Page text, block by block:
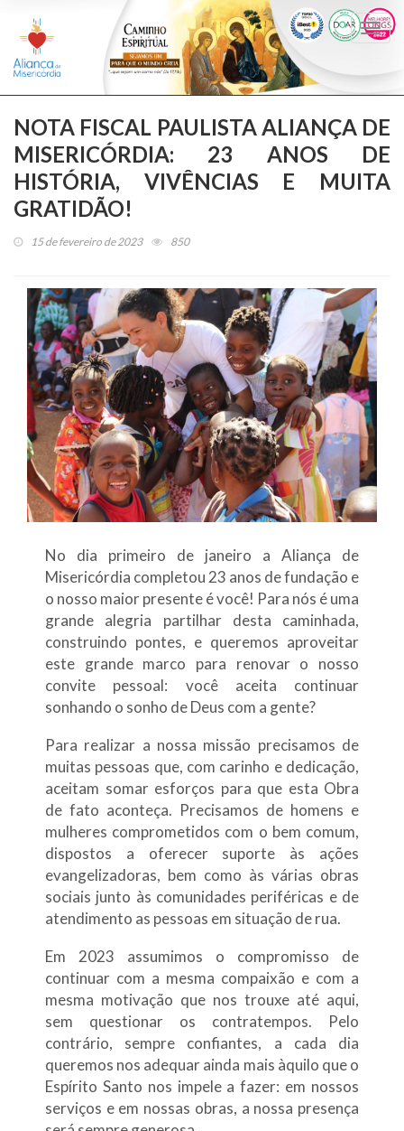
NOTA FISCAL PAULISTA ALIANÇA DE
MISERICÓRDIA: 23 ANOS DE
HISTÓRIA, VIVÊNCIAS E MUITA
GRATIDÃO!
15 de fevereiro de 2023 850
No dia primeiro de janeiro a Aliança de
Misericórdia completou 23 anos de fundação e
o nosso maior presente é você! Para nós é uma
grande alegria partilhar desta caminhada,
construindo pontes, e queremos aproveitar
este grande marco para renovar o nosso
convite pessoal: você aceita continuar
sonhando o sonho de Deus com a gente?
Para realizar a nossa missão precisamos de
muitas pessoas que, com carinho e dedicação,
aceitam somar esforços para que esta Obra
de fato aconteça. Precisamos de homens e
mulheres comprometidos com o bem comum,
dispostos a oferecer suporte às ações
evangelizadoras, bem como às várias obras
sociais junto às comunidades periféricas e de
atendimento as pessoas em situação de rua.
Em 2023 assumimos o compromisso de
continuar com a mesma compaixão e com a
mesma motivação que nos trouxe até aqui,
sem questionar os contratempos. Pelo
contrário, sempre confiantes, a cada dia
queremos nos adequar ainda mais àquilo que o
Espírito Santo nos impele a fazer: em nossos
serviços e em nossas obras, a nossa presença